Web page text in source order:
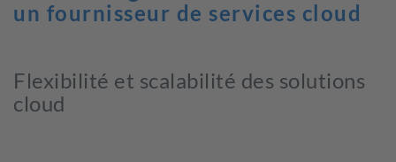
un fournisseur de services cloud
Flexibilité et scalabilité des solutions
cloud